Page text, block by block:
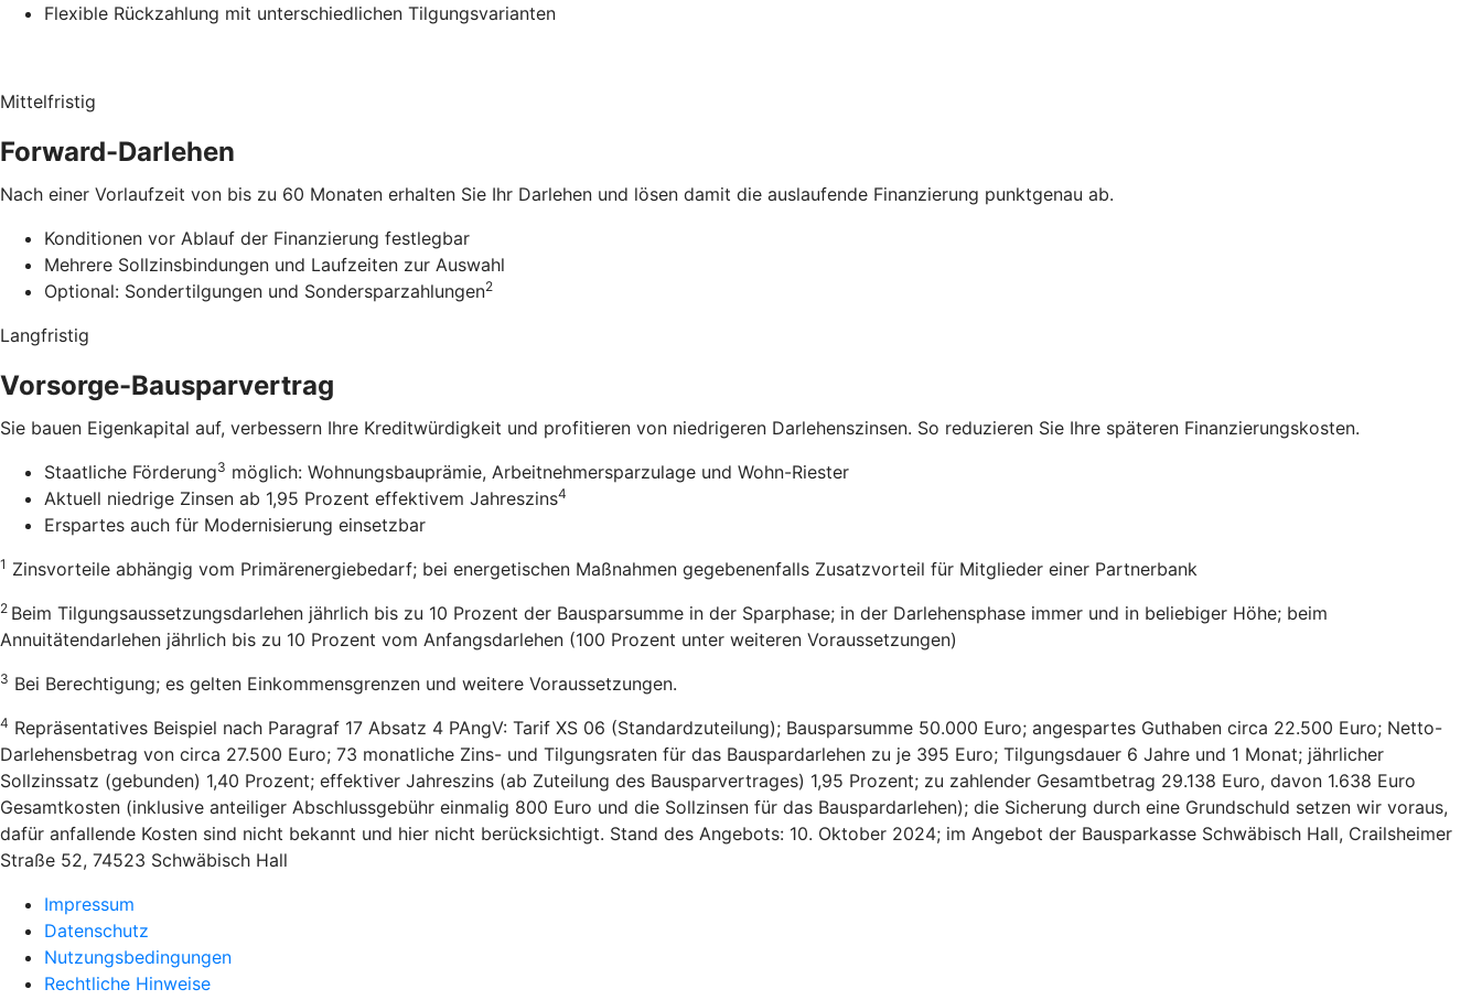
Flexible Rückzahlung mit unterschiedlichen Tilgungsvarianten
Mittelfristig
Forward-Darlehen
Nach einer Vorlaufzeit von bis zu 60 Monaten erhalten Sie Ihr Darlehen und lösen damit die auslaufende Finanzierung punktgenau ab.
Konditionen vor Ablauf der Finanzierung festlegbar
Mehrere Sollzinsbindungen und Laufzeiten zur Auswahl
Optional: Sondertilgungen und Sondersparzahlungen2
Langfristig
Vorsorge-Bausparvertrag
Sie bauen Eigenkapital auf, verbessern Ihre Kreditwürdigkeit und profitieren von niedrigeren Darlehenszinsen. So reduzieren Sie Ihre späteren Finanzierungskosten.
Staatliche Förderung3 möglich: Wohnungsbauprämie, Arbeitnehmersparzulage und Wohn-Riester
Aktuell niedrige Zinsen ab 1,95 Prozent effektivem Jahreszins4
Erspartes auch für Modernisierung einsetzbar
1 Zinsvorteile abhängig vom Primärenergiebedarf; bei energetischen Maßnahmen gegebenenfalls Zusatzvorteil für Mitglieder einer Partnerbank
2 Beim Tilgungsaussetzungsdarlehen jährlich bis zu 10 Prozent der Bausparsumme in der Sparphase; in der Darlehensphase immer und in beliebiger Höhe; beim
Annuitätendarlehen jährlich bis zu 10 Prozent vom Anfangsdarlehen (100 Prozent unter weiteren Voraussetzungen)
3 Bei Berechtigung; es gelten Einkommensgrenzen und weitere Voraussetzungen.
4 Repräsentatives Beispiel nach Paragraf 17 Absatz 4 PAngV: Tarif XS 06 (Standardzuteilung); Bausparsumme 50.000 Euro; angespartes Guthaben circa 22.500 Euro; Netto-
Darlehensbetrag von circa 27.500 Euro; 73 monatliche Zins- und Tilgungsraten für das Bauspardarlehen zu je 395 Euro; Tilgungsdauer 6 Jahre und 1 Monat; jährlicher
Sollzinssatz (gebunden) 1,40 Prozent; effektiver Jahreszins (ab Zuteilung des Bausparvertrages) 1,95 Prozent; zu zahlender Gesamtbetrag 29.138 Euro, davon 1.638 Euro
Gesamtkosten (inklusive anteiliger Abschlussgebühr einmalig 800 Euro und die Sollzinsen für das Bauspardarlehen); die Sicherung durch eine Grundschuld setzen wir voraus,
dafür anfallende Kosten sind nicht bekannt und hier nicht berücksichtigt. Stand des Angebots: 10. Oktober 2024; im Angebot der Bausparkasse Schwäbisch Hall, Crailsheimer
Straße 52, 74523 Schwäbisch Hall
Impressum
Datenschutz
Nutzungsbedingungen
Rechtliche Hinweise